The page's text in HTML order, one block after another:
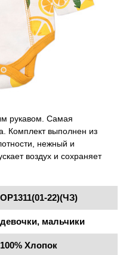
рукавом. Самая
Комплект выполнен из
нежный и
воздух и сохраняет
OP1311(01-22)(ЧЗ)
девочки, мальчики
100% Хлопок